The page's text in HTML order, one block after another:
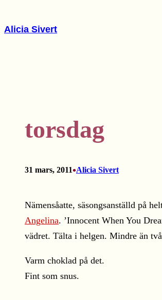
till
Alicia Sivert
torsdag
31 mars, 2011•Alicia Sivert
Nämensåatte, säsongsanställd på
Angelina. ’Innocent When You
vädret. Tälta i helgen. Mindre än
Varm choklad på det.
Fint som snus.